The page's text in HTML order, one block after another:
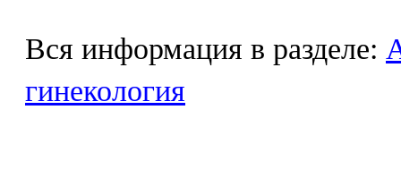
Вся информация в разделе:
гинекология